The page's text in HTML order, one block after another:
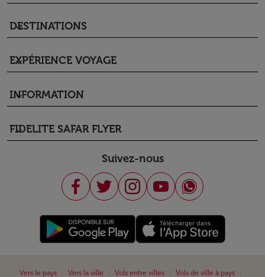
DESTINATIONS
keyboard_arrow_down
EXPÉRIENCE VOYAGE
keyboard_arrow_down
INFORMATION
keyboard_arrow_down
FIDELITE SAFAR FLYER
keyboard_arrow_down
Suivez-nous
Vers le pays Vers la ville Vols entre villes Vols de ville à pays